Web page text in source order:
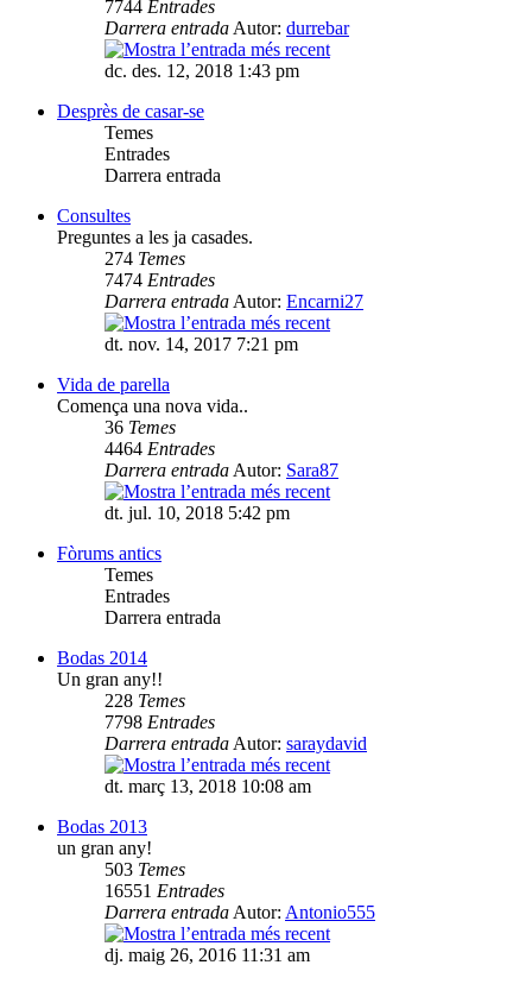
7744 Entrades
Darrera entrada Autor: durrebar
dc. des. 12, 2018 1:43 pm
Desprès de casar-se
Temes
Entrades
Darrera entrada
Consultes
Preguntes a les ja casades.
274 Temes
7474 Entrades
Darrera entrada Autor: Encarni27
dt. nov. 14, 2017 7:21 pm
Vida de parella
Comença una nova vida..
36 Temes
4464 Entrades
Darrera entrada Autor: Sara87
dt. jul. 10, 2018 5:42 pm
Fòrums antics
Temes
Entrades
Darrera entrada
Bodas 2014
Un gran any!!
228 Temes
7798 Entrades
Darrera entrada Autor: saraydavid
dt. març 13, 2018 10:08 am
Bodas 2013
un gran any!
503 Temes
16551 Entrades
Darrera entrada Autor: Antonio555
dj. maig 26, 2016 11:31 am